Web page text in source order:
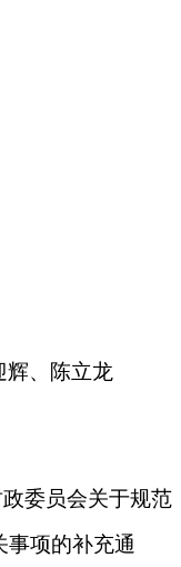
辉、陈立龙
委员会关于规范
事项的补充通